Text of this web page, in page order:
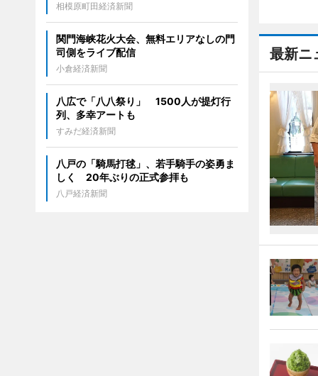
最新ニ
相模原町田経済新聞
関門海峡花火大会、無料エリアなしの門
司側をライブ配信
小倉経済新聞
八広で「八八祭り」 1500人が提灯行
列、多幸アートも
すみだ経済新聞
八戸の「騎馬打毬」、若手騎手の姿勇ま
しく 20年ぶりの正式参拝も
八戸経済新聞